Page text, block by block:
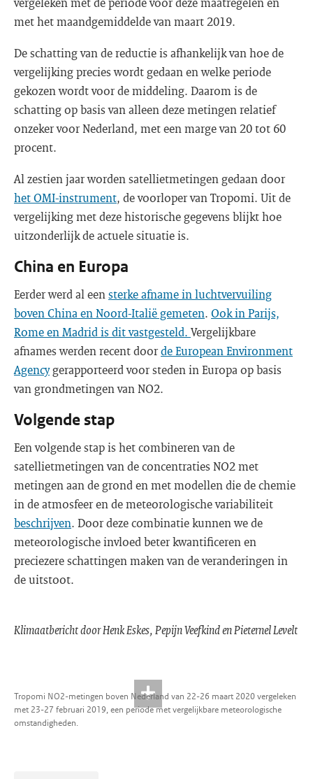
met het maandgemiddelde van maart 2019.
De schatting van de reductie is afhankelijk van hoe de
vergelijking precies wordt gedaan en welke periode
gekozen wordt voor de middeling. Daarom is de
schatting op basis van alleen deze metingen relatief
onzeker voor Nederland, met een marge van 20 tot 60
procent.
Al zestien jaar worden satellietmetingen gedaan door
het OMI-instrument, de voorloper van Tropomi. Uit de
vergelijking met deze historische gegevens blijkt hoe
uitzonderlijk de actuele situatie is.
China en Europa
Eerder werd al een sterke afname in luchtvervuiling
boven China en Noord-Italië gemeten. Ook in Parijs,
Rome en Madrid is dit vastgesteld. Vergelijkbare
afnames werden recent doorde European Environment
Agencygerapporteerd voor steden in Europa op basis
van grondmetingen van NO2.
Volgende stap
Een volgende stap is het combineren van de
satellietmetingen van de concentraties NO2 met
metingen aan de grond en met modellen die de chemie
in de atmosfeer en de meteorologische variabiliteit
beschrijven. Door deze combinatie kunnen we de
meteorologische invloed beter kwantificeren en
preciezere schattingen maken van de veranderingen in
de uitstoot.
Klimaatbericht door Henk Eskes, Pepijn Veefkind en Pieternel Levelt
Tropomi NO2-metingen boven Nederland van 22-26 maart 2020 vergeleken
met 23-27 februari 2019, een periode met vergelijkbare meteorologische
omstandigheden.